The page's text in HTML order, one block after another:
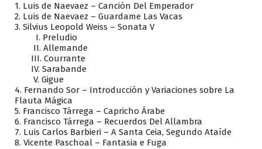
1. Luis de Naevaez – Canción Del Emperador
2. Luis de Naevaez – Guardame Las Vacas
3. Silvius Leopold Weiss – Sonata V
I. Preludio
II. Allemande
III. Courrante
IV. Sarabande
V. Gigue
4. Fernando Sor – Introducción y Variaciones sobre La
Flauta Mágica
5. Francisco Tárrega – Capricho Árabe
6. Francisco Tárrega – Recuerdos Del Allambra
7. Luis Carlos Barbieri – A Santa Ceia, Segundo Ataíde
8. Vicente Paschoal – Fantasia e Fuga